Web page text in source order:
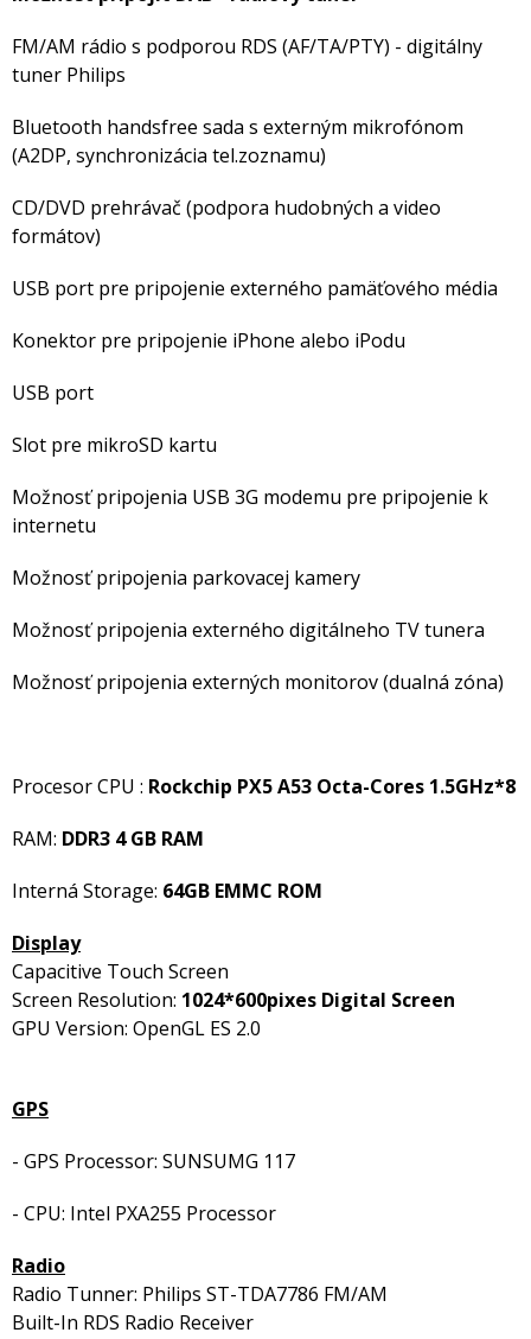
FM/AM rádio s podporou RDS (AF/TA/PTY) - digitálny
tuner Philips
Bluetooth handsfree sada s externým mikrofónom
(A2DP, synchronizácia tel.zoznamu)
CD/DVD prehrávač (podpora hudobných a video
formátov)
USB port pre pripojenie externého pamäťového média
Konektor pre pripojenie iPhone alebo iPodu
USB port
Slot pre mikroSD kartu
Možnosť pripojenia USB 3G modemu pre pripojenie k
internetu
Možnosť pripojenia parkovacej kamery
Možnosť pripojenia externého digitálneho TV tunera
Možnosť pripojenia externých monitorov (dualná zóna)
Procesor CPU : Rockchip PX5 A53 Octa-Cores 1.5GHz*8
RAM: DDR3 4 GB RAM
Interná Storage: 64GB EMMC ROM
Display
Capacitive Touch Screen
Screen Resolution: 1024*600pixes Digital Screen
GPU Version: OpenGL ES 2.0
GPS
- GPS Processor: SUNSUMG 117
- CPU: Intel PXA255 Processor
Radio
Radio Tunner: Philips ST-TDA7786 FM/AM
Built-In RDS Radio Receiver